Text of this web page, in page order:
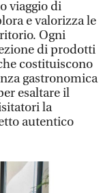
viaggio di
e valorizza le
Ogni
di prodotti
costituiscono
gastronomica
esaltare il
la
autentico